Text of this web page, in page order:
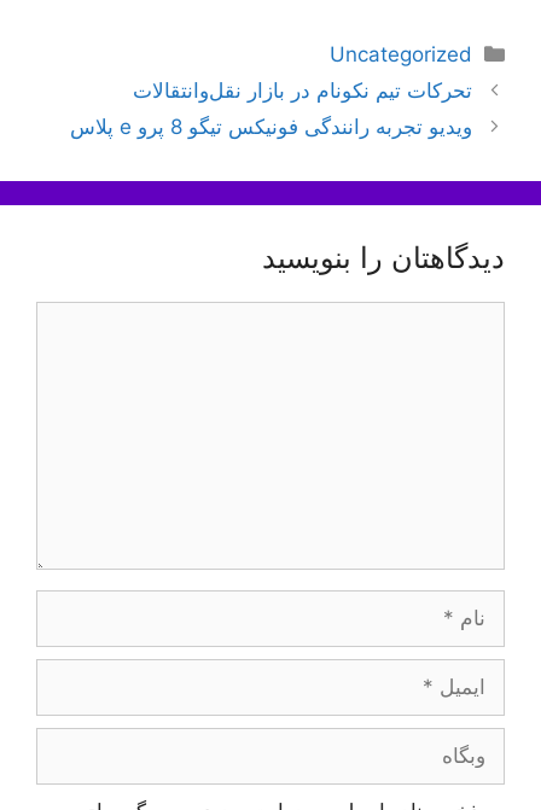
دسته‌ها
Uncategorized
ناوبری
نوشته‌ها
تحرکات تیم نکونام در بازار نقل‌و‌انتقالات
ویدیو تجربه رانندگی فونیکس تیگو 8 پرو e پلاس
دیدگاهتان را بنویسید
ایمیل
وبگاه